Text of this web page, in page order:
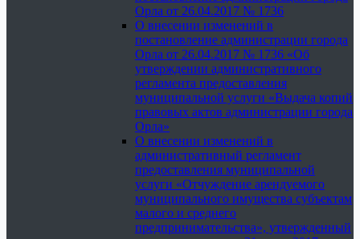
Орла от 26.04.2017 № 1736
О внесении изменений в
постановление администрации города
Орла от 26.04.2017 № 1736 «Об
утверждении административного
регламента предоставления
муниципальной услуги «Выдача копий
правовых актов администрации города
Орла»
О внесении изменений в
административный регламент
предоставления муниципальной
услуги «Отчуждение арендуемого
муниципального имущества субъектам
малого и среднего
предпринимательства», утвержденный